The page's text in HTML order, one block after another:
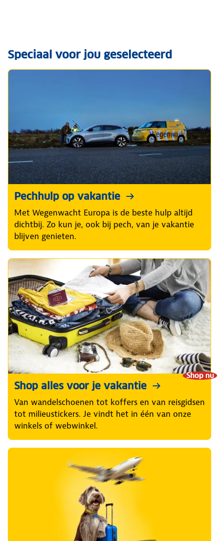
Speciaal voor jou geselecteerd
Pechhulp op vakantie
Met Wegenwacht Europa is de beste hulp altijd
dichtbij. Zo kun je, ook bij pech, van je vakantie
blijven genieten.
Shop nu
Shop alles voor je vakantie
Van wandelschoenen tot koffers en van reisgidsen
tot milieustickers. Je vindt het in één van onze
winkels of webwinkel.